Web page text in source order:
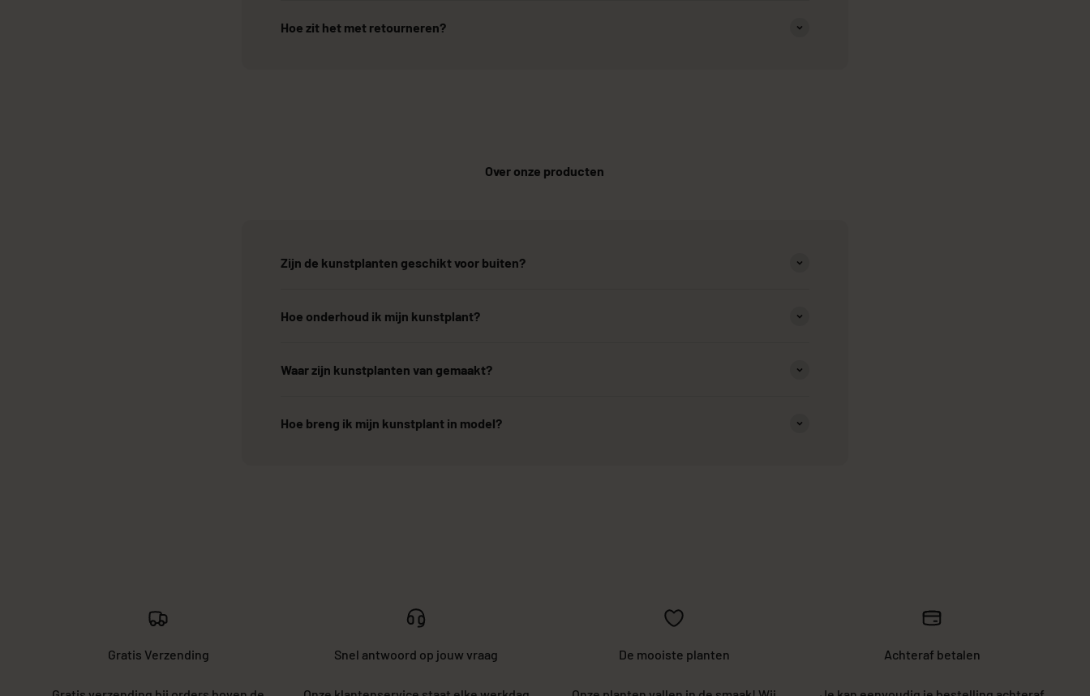
Hoe zit het met retourneren?
Over onze producten
Zijn de kunstplanten geschikt voor buiten?
Hoe onderhoud ik mijn kunstplant?
Waar zijn kunstplanten van gemaakt?
Hoe breng ik mijn kunstplant in model?
Gratis Verzending Snel antwoord op jouw vraag De mooiste planten Achteraf betalen